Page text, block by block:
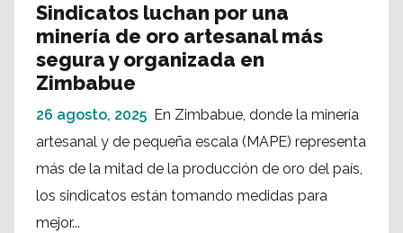
Sindicatos luchan por una
minería de oro artesanal más
segura y organizada en
Zimbabue
26 agosto, 2025 En Zimbabue, donde la minería
artesanal y de pequeña escala (MAPE) representa
más de la mitad de la producción de oro del país,
los sindicatos están tomando medidas para
mejor...